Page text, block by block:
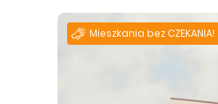
Mieszkania bez CZEKANIA!